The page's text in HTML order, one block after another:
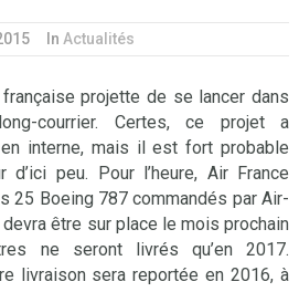
In Actualités
projette de se lancer dans
courrier. Certes, ce projet a
interne, mais il est fort probable
peu. Pour l’heure, Air France
25 Boeing 787 commandés par Air-
être sur place le mois prochain
ne seront livrés qu’en 2017.
livraison sera reportée en 2016, à